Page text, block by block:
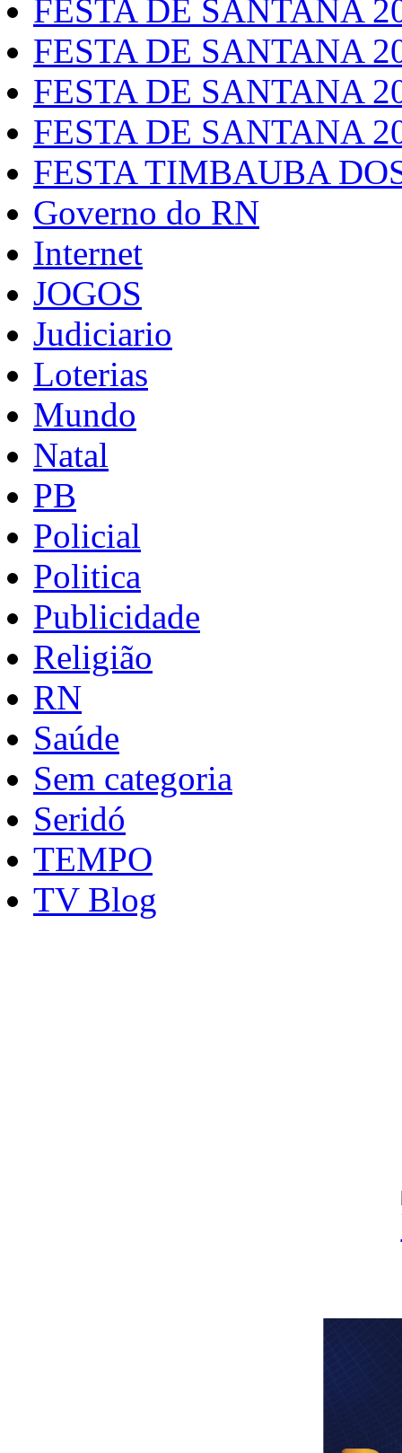
FESTA DE SANTANA
FESTA DE SANTANA
FESTA DE SANTANA
FESTA DE SANTANA
FESTA TIMBAUBA
Governo do RN
Internet
JOGOS
Judiciario
Loterias
Mundo
Natal
PB
Policial
Politica
Publicidade
Religião
RN
Saúde
Sem categoria
Seridó
TEMPO
TV Blog